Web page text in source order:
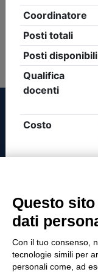
Non è stato
parametri di
Società
P.IVA
Questo
dati
Con il tuo consenso,
tecnologie simili per
personali come, ad